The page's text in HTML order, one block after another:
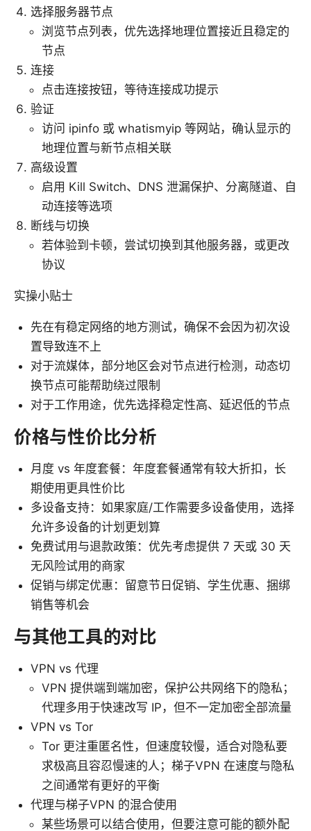
选择服务器节点
浏览节点列表，优先选择地理位置接近且稳定的
节点
连接
点击连接按钮，等待连接成功提示
验证
访问 ipinfo 或 whatismyip 等网站，确认显示的
地理位置与新节点相关联
高级设置
启用 Kill Switch、DNS 泄漏保护、分离隧道、自
动连接等选项
断线与切换
若体验到卡顿，尝试切换到其他服务器，或更改
协议
实操小贴士
先在有稳定网络的地方测试，确保不会因为初次设
置导致连不上
对于流媒体，部分地区会对节点进行检测，动态切
换节点可能帮助绕过限制
对于工作用途，优先选择稳定性高、延迟低的节点
价格与性价比分析
月度 vs 年度套餐：年度套餐通常有较大折扣，长
期使用更具性价比
多设备支持：如果家庭/工作需要多设备使用，选择
允许多设备的计划更划算
免费试用与退款政策：优先考虑提供 7 天或 30 天
无风险试用的商家
促销与绑定优惠：留意节日促销、学生优惠、捆绑
销售等机会
与其他工具的对比
VPN vs 代理
VPN 提供端到端加密，保护公共网络下的隐私；
代理多用于快速改写 IP，但不一定加密全部流量
VPN vs Tor
Tor 更注重匿名性，但速度较慢，适合对隐私要
求极高且容忍慢速的人；梯子VPN 在速度与隐私
之间通常有更好的平衡
代理与梯子VPN 的混合使用
某些场景可以结合使用，但要注意可能的额外配